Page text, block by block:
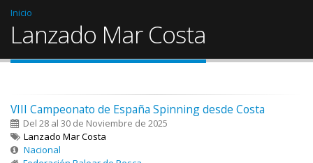
Inicio
Lanzado Mar Costa
VIII Campeonato de España Spinning desde Costa
Del 28 al 30 de Noviembre de 2025
Lanzado Mar Costa
Nacional